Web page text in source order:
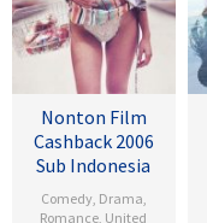
Nonton Film
Cashback 2006
Sub Indonesia
Comedy, Drama,
Romance, United